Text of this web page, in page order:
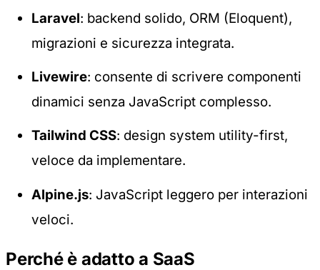
Laravel: backend solido, ORM (Eloquent),
migrazioni e sicurezza integrata.
Livewire: consente di scrivere componenti
dinamici senza JavaScript complesso.
Tailwind CSS: design system utility-first,
veloce da implementare.
Alpine.js: JavaScript leggero per interazioni
veloci.
Perché è adatto a SaaS